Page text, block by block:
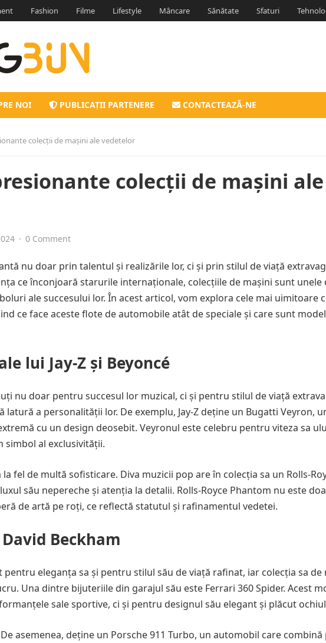
Fashion Filme Lifestyle Mâncare Sănătate Sfaturi
NOI PUBLICAȚII PARTENERE CONTACTEAZĂ-NE
colecții de mașini ale vedetelor
colecții de mașini ale
· 0 Comment
nu doar prin talentul și realizările lor, ci și prin stilul de viață
ce înconjoară starurile internaționale, colecțiile de mașini sunt unele
ale succesului lor. În acest articol, vom explora cele mai uimitoare
ce face aceste flote de automobile atât de speciale și care sunt
lui Jay-Z și Beyoncé
nu doar pentru succesul lor muzical, ci și pentru stilul de viață
latură a personalității lor. De exemplu, Jay-Z deține un Bugatti Veyron,
cu un design deosebit. Veyronul este celebru pentru viteza sa
simbol al exclusivității.
fel de multă sofisticare. Diva muzicii pop are în colecția sa un Rolls-
său nepereche și atenția la detalii. Rolls-Royce Phantom nu este
de artă pe roți, ce reflectă statutul și rafinamentul vedetei.
Beckham
pentru eleganța sa și pentru stilul său de viață rafinat, iar colecția sa de
Una dintre bijuteriile din garajul său este Ferrari 360 Spider. Acest
sale sportive, ci și pentru designul său elegant și plăcut
asemenea, deține un Porsche 911 Turbo, un automobil care combină